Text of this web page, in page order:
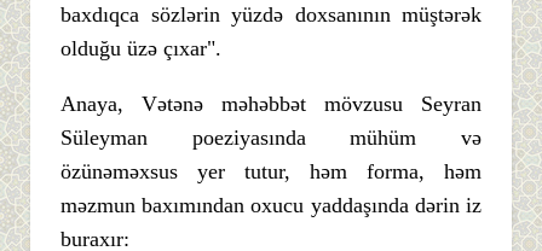
baxdıqca sözlərin yüzdə doxsanının müştərək
olduğu üzə çıxar".
Anaya, Vətənə məhəbbət mövzusu Seyran
Süleyman poeziyasında mühüm və
özünəməxsus yer tutur, həm forma, həm
məzmun baxımından oxucu yaddaşında dərin iz
buraxır: